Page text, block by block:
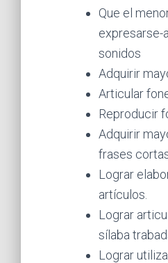
Que el
expresarse-
sonidos
Adquirir
Articular
Reproducir
Adquirir
frases
Lograr
artículos.
Lograr
sílaba
Lograr